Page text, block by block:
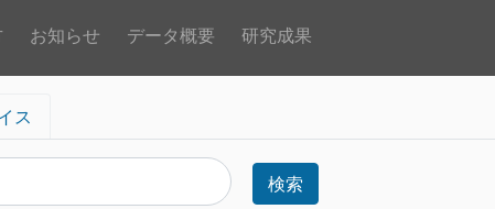
お知らせ データ概要 研究成果
ス
検索